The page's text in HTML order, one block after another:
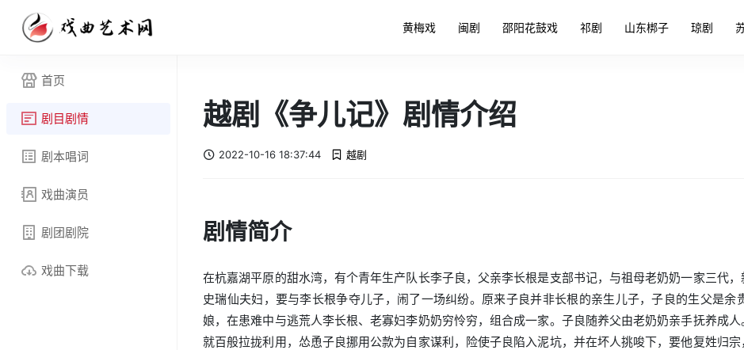
黄梅戏 闽剧 邵阳花鼓戏 祁剧 山东梆子 琼剧
首页
剧目剧情
剧本唱词
戏曲演员
剧团剧院
戏曲下载
越剧《争儿记》剧情介绍
2022-10-16 18:37:44 越剧
剧情简介
在杭嘉湖平原的甜水湾，有个青年生产队长李子良，父亲李长根是支部书记，与祖母老奶奶一家三代
史瑞仙夫妇，要与李长根争夺儿子，闹了一场纠纷。原来子良并非长根的亲生儿子，子良的生父是
娘，在患难中与逃荒人李长根、老寡妇李奶奶穷怜穷，组合成一家。子良随养父由老奶奶亲手抚养成
就百般拉拢利用，怂恿子良挪用公款为自家谋利，险使子良陷入泥坑，并在坏人挑唆下，要他复姓归